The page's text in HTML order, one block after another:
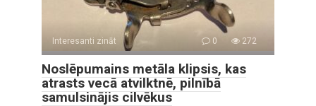
Interesanti zināt 0 272
Noslēpumains metāla klipsis, kas
atrasts vecā atvilktnē, pilnībā
samulsinājis cilvēkus